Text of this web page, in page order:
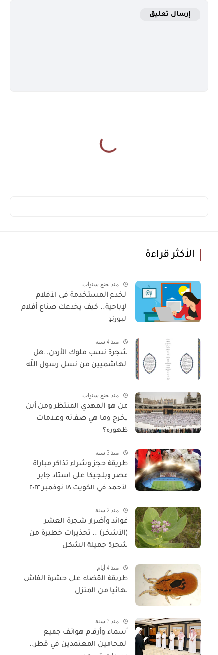
إرسال تعليق
الأكثر قراءة
منذ بضع سنوات
الخدع المستخدمة في الأفلام
الإباحية.. كيف يخدعك صناع أفلام
البورنو
منذ 4 سنة
شجرة نسب ملوك الأردن..هل
الهاشميين من نسل رسول اللّه
منذ بضع سنوات
من هو المهدي المنتظر ومن أين
يخرج وما هي صفاته وعلامات
ظهوره؟
منذ 3 سنة
طريقة حجز وشراء تذاكر مباراة
مصر وبلجيكا على استاد جابر
الأحمد في الكويت ١٨ نوفمبر ٢٠٢٢
منذ 2 سنة
فوائد وأضرار شجرة العشر
(الأشخر) .. تحذيرات خطيرة من
شجرة جميلة الشكل
منذ 4 أيام
طريقة القضاء على حشرة الفاش
نهائيا من المنزل
منذ 3 سنة
أسماء وأرقام هواتف جميع
المحامين المعتمدين في قطر..